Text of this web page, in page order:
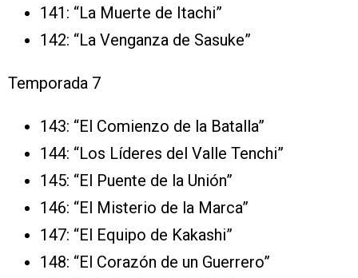
141: “La Muerte de Itachi”
142: “La Venganza de Sasuke”
Temporada 7
143: “El Comienzo de la Batalla”
144: “Los Líderes del Valle Tenchi”
145: “El Puente de la Unión”
146: “El Misterio de la Marca”
147: “El Equipo de Kakashi”
148: “El Corazón de un Guerrero”